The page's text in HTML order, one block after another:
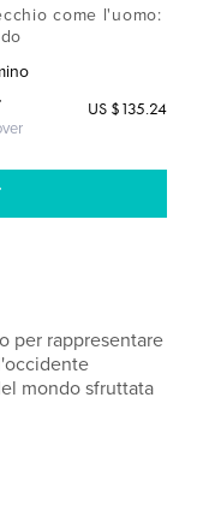
come l'uomo:
US $135.24
per rappresentare
mondo sfruttata